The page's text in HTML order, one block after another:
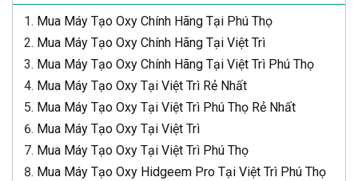
Mua Máy Tạo Oxy Chính Hãng Tại Phú Thọ
Mua Máy Tạo Oxy Chính Hãng Tại Việt Trì
Mua Máy Tạo Oxy Chính Hãng Tại Việt Trì Phú Thọ
Mua Máy Tạo Oxy Tại Việt Trì Rẻ Nhất
Mua Máy Tạo Oxy Tại Việt Trì Phú Thọ Rẻ Nhất
Mua Máy Tạo Oxy Tại Việt Trì
Mua Máy Tạo Oxy Tại Việt Trì Phú Thọ
Mua Máy Tạo Oxy Hidgeem Pro Tại Việt Trì Phú Thọ